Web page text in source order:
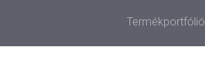
Termékportfólió